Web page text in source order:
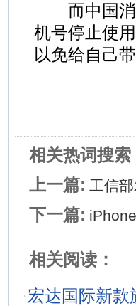
而中国消
机号停止使
以免给自己
相关热词搜索
上一篇: 工信
下一篇:
相关阅读：
·宏达国际新款